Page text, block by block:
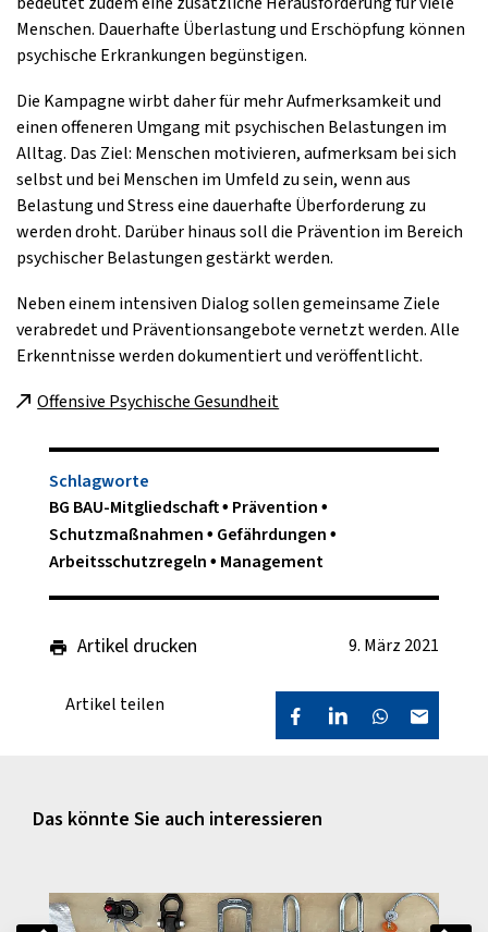
Menschen. Dauerhafte Überlastung und Erschöpfung können
psychische Erkrankungen begünstigen.
Die Kampagne wirbt daher für mehr Aufmerksamkeit und
einen offeneren Umgang mit psychischen Belastungen im
Alltag. Das Ziel: Menschen motivieren, aufmerksam bei sich
selbst und bei Menschen im Umfeld zu sein, wenn aus
Belastung und Stress eine dauerhafte Überforderung zu
werden droht. Darüber hinaus soll die Prävention im Bereich
psychischer Belastungen gestärkt werden.
Neben einem intensiven Dialog sollen gemeinsame Ziele
verabredet und Präventionsangebote vernetzt werden. Alle
Erkenntnisse werden dokumentiert und veröffentlicht.
Offensive Psychische Gesundheit
Schlagworte
BG BAU-Mitgliedschaft Prävention
Schutzmaßnahmen
Gefährdungen
Arbeitsschutzregeln
Management
Artikel drucken 9. März 2021
Artikel teilen
Das könnte Sie auch interessieren